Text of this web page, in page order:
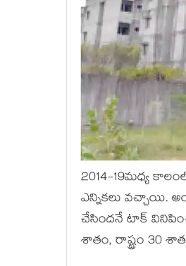
2014-19మ‌ధ్య
ఎన్నిక‌లు వ‌చ్చాయి.
చేసింద‌నే టాక్
శాతం, రాష్ట్రం 30